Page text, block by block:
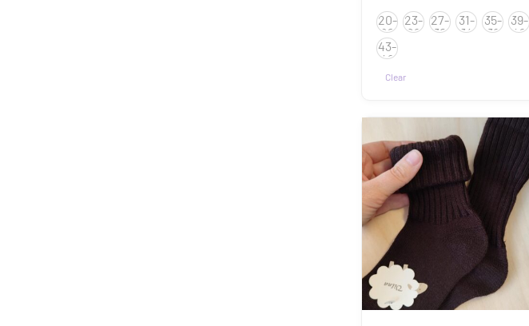
6.50€
kuni
20-
22
23-
26
27-
30
31-
34
35-
38
39-
42
43-
46
Clear
tootel
mitu
varianti.
Valikuid
saab
teha
tootelehel.